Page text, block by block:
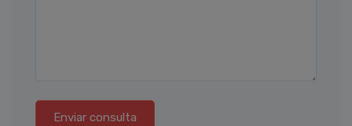
Enviar consulta